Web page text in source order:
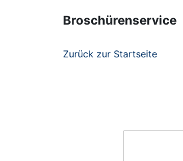
Broschürenservice
Zurück zur Startseite